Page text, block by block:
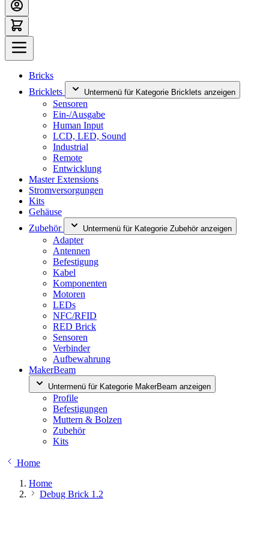
Bricks
Bricklets
Untermenü für Kategorie Bricklets anzeigen
Sensoren
Ein-/Ausgabe
Human Input
LCD, LED, Sound
Industrial
Remote
Entwicklung
Master Extensions
Stromversorgungen
Kits
Gehäuse
Zubehör
Untermenü für Kategorie Zubehör anzeigen
Adapter
Antennen
Befestigung
Kabel
Komponenten
Motoren
LEDs
NFC/RFID
RED Brick
Sensoren
Verbinder
Aufbewahrung
MakerBeam
Untermenü für Kategorie MakerBeam anzeigen
Profile
Befestigungen
Muttern & Bolzen
Zubehör
Kits
Home
Home
Debug Brick 1.2